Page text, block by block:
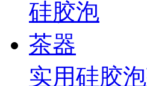
实用硅胶